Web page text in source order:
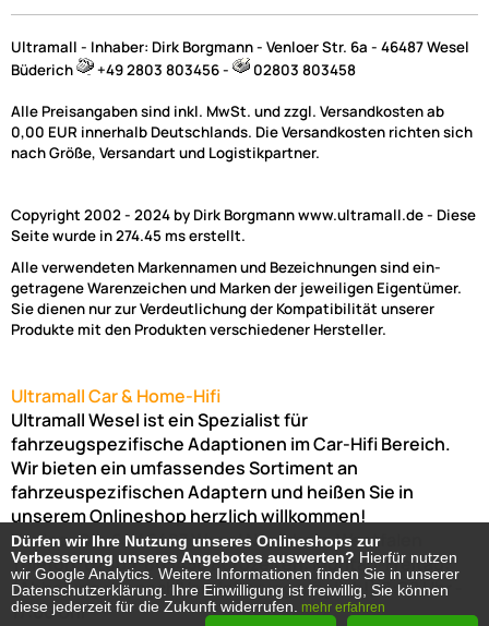
Ultramall - Inhaber: Dirk Borgmann - Venloer Str. 6a - 46487 Wesel
Büderich
+49 2803 803456 - 02803 803458
Alle Preisangaben sind inkl. MwSt. und zzgl. Versandkosten ab
0,00 EUR innerhalb Deutschlands. Die Versandkosten richten sich
nach Größe, Versandart und Logistikpartner.
Copyright 2002 - 2024 by Dirk Borgmann www.ultramall.de - Diese
Seite wurde in 274.45 ms erstellt.
Alle verwendeten Markennamen und Bezeichnungen sind ein-
getragene Warenzeichen und Marken der jeweiligen Eigentümer.
Sie dienen nur zur Verdeutlichung der Kompatibilität unserer
Produkte mit den Produkten verschiedener Hersteller.
Ultramall Car & Home-Hifi
Ultramall Wesel ist ein Spezialist für
fahrzeugspezifische Adaptionen im Car-Hifi Bereich.
Wir bieten ein umfassendes Sortiment an
fahrzeuspezifischen Adaptern und heißen Sie in
unserem Onlineshop herzlich willkommen!
Venloer Str. 6a46487 WeselNordrhein-Westfalen
Telefon:02803-803456Bürozeiten: Montag-Freitag:
(Abholung nur nach Vereinbarung möglich!)8:00 Uhr -
17:00 Uhr
Dürfen wir Ihre Nutzung unseres Onlineshops zur
Verbesserung unseres Angebotes auswerten? Hierfür nutzen
wir Google Analytics. Weitere Informationen finden Sie in unserer
Datenschutzerklärung. Ihre Einwilligung ist freiwillig, Sie können
diese jederzeit für die Zukunft widerrufen.
mehr erfahren
Dürfen wir Ihre Nutzung unseres Onlineshops zur
Verbesserung unseres Angebotes auswerten? Hierfür nutzen
wir Google Analytics. Weitere Informationen finden Sie in unserer
Datenschutzerklärung. Ihre Einwilligung ist freiwillig, Sie können
diese jederzeit für die Zukunft widerrufen.
mehr erfahren